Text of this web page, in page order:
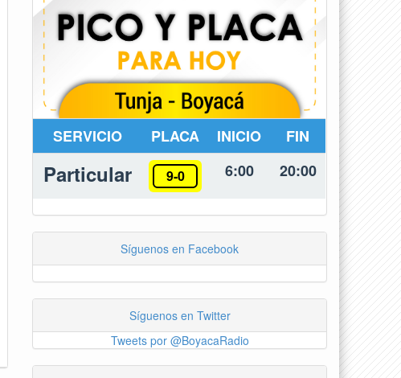
SERVICIO PLACA INICIO FIN
Particular 9-0 6:00 20:00
Síguenos en Facebook
Síguenos en Twitter
Tweets por @BoyacaRadio